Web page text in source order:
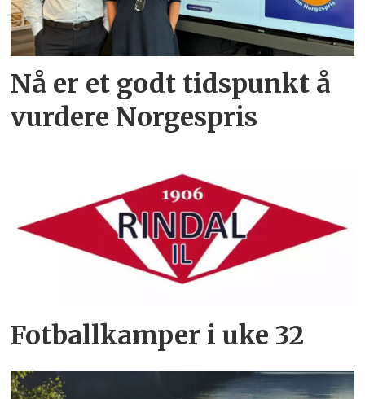
Nå er et godt tidspunkt å
vurdere Norgespris
Fotballkamper i uke 32